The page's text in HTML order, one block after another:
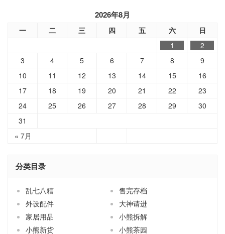
2026年8月
一 二 三 四 五 六 日
« 7月
1
2
3
4 5 6 7 8
9
10
11 12 13 14 15
16
17
18 19 20 21 22
23
24
25 26 27 28 29
30
31
分类目录
乱七八糟
售完存档
外设配件
大神请进
家居用品
小熊拆解
小熊新货
小熊茶园